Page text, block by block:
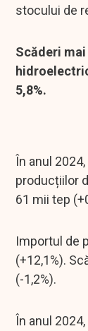
stocului de
Scăderi
5,8%.
În anul
producțiilor
61 mii tep
Importul de
(+12,1%).
(-1,2%).
În anul